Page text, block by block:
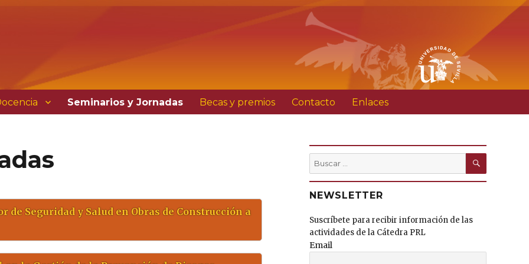
Seminarios y Jornadas Becas y premios Contacto Enlaces
de Seguridad y Salud en Obras de Construcción a
Buscar
por:
BUSCAR
NEWSLETTER
Suscríbete para recibir información de las
actividades de la Cátedra PRL
Email